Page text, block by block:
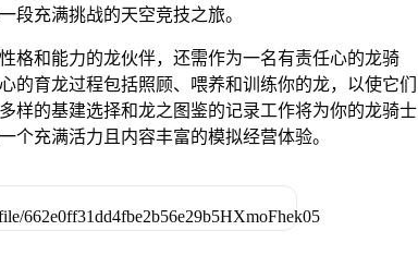
段充满挑战的天空竞技之旅。
格和能力的龙伙伴，还需作为一名有责任心的龙骑
的育龙过程包括照顾、喂养和训练你的龙，以使它们
样的基建选择和龙之图鉴的记录工作将为你的龙骑士
个充满活力且内容丰富的模拟经营体验。